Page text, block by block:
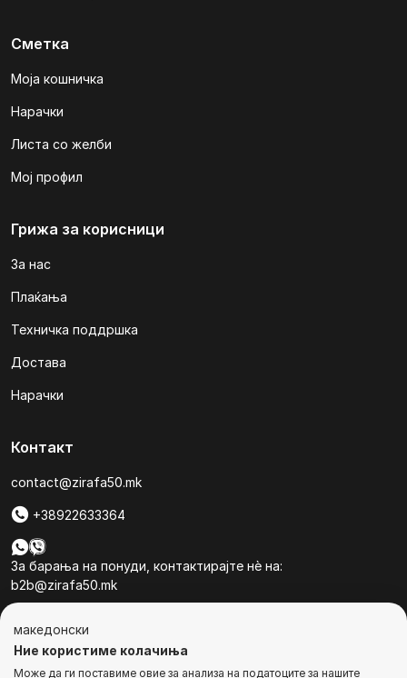
Сметка
Моја кошничка
Нарачки
Листа со желби
Мој профил
Грижа за корисници
За нас
Плаќања
Техничка поддршка
Достава
Нарачки
Контакт
contact@zirafa50.mk
+38922633364
За барања на понуди, контактирајте нѐ на:
b2b@zirafa50.mk
македонски
Ние користиме колачиња
Може да ги поставиме овие за анализа на податоците за нашите